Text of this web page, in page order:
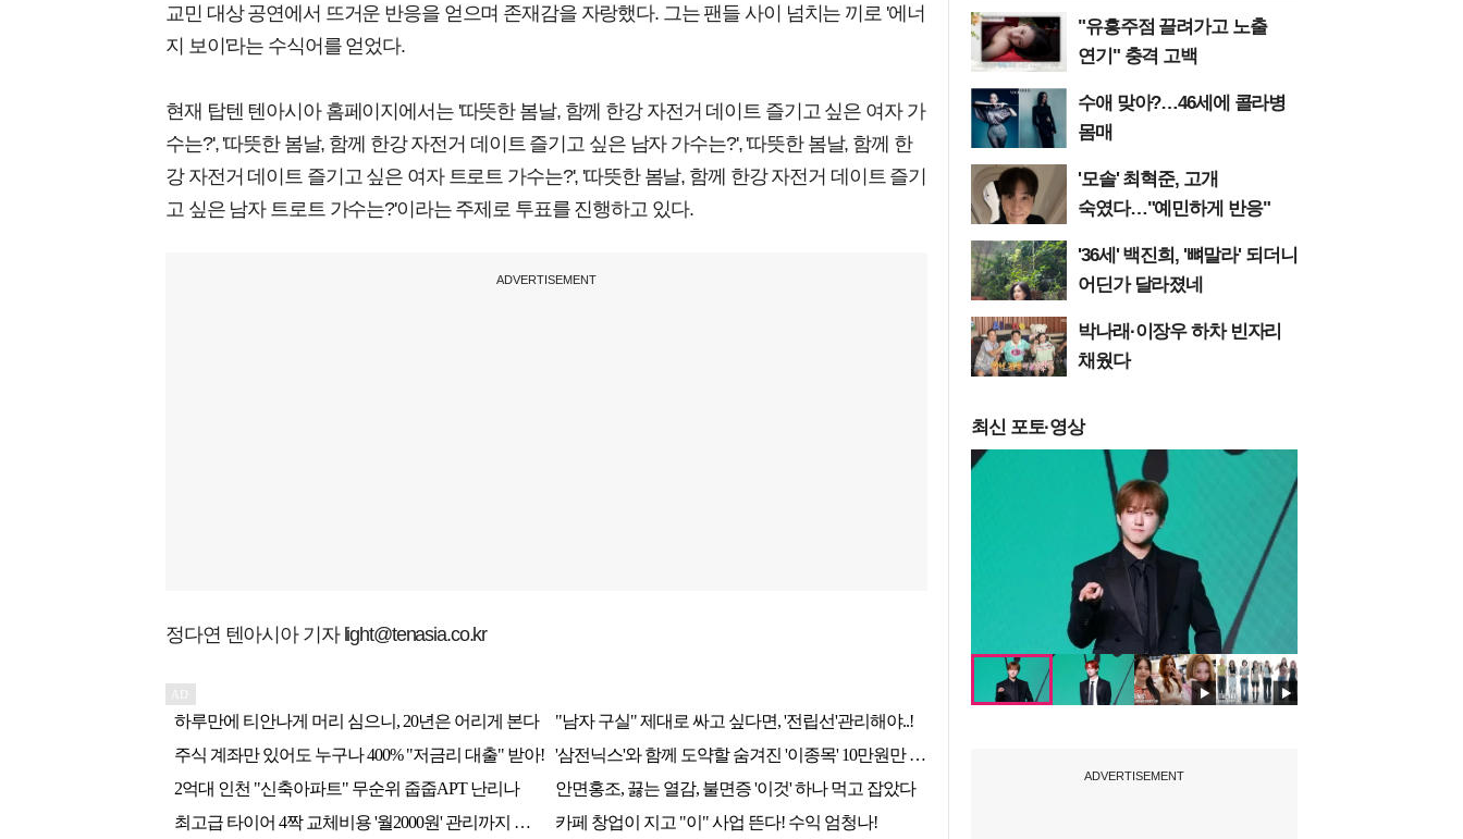
교민 대상 공연에서 뜨거운 반응을 얻으며 존재감을 자랑했다. 그는 팬들 사이 넘치는 끼로 '에너
지 보이'라는 수식어를 얻었다.
현재 탑텐 텐아시아 홈페이지에서는 '따뜻한 봄날, 함께 한강 자전거 데이트 즐기고 싶은 여자 가
수는?', '따뜻한 봄날, 함께 한강 자전거 데이트 즐기고 싶은 남자 가수는?', '따뜻한 봄날, 함께 한
강 자전거 데이트 즐기고 싶은 여자 트로트 가수는?', '따뜻한 봄날, 함께 한강 자전거 데이트 즐기
고 싶은 남자 트로트 가수는?'이라는 주제로 투표를 진행하고 있다.
ADVERTISEMENT
정다연 텐아시아 기자 light@tenasia.co.kr
"유흥주점 끌려가고 노출
연기" 충격 고백
수애 맞아?…46세에 콜라병
몸매
'모솔' 최혁준, 고개
숙였다…"예민하게 반응"
'36세' 백진희, '뼈말라' 되더니
어딘가 달라졌네
박나래·이장우 하차 빈자리
채웠다
최신 포토·영상
ADVERTISEMENT